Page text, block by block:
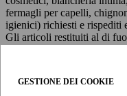
GESTIONE DEI COOKIE
fermagli per capelli,
igienici) richiesti e rispediti
Gli articoli restituiti al di